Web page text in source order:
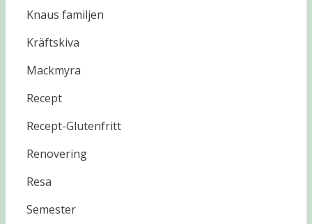
Knaus familjen
Kräftskiva
Mackmyra
Recept
Recept-Glutenfritt
Renovering
Resa
Semester